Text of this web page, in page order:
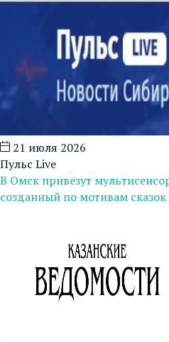
21 июля 2026
Пульс Live
В Омск привезут
созданный по мотивам